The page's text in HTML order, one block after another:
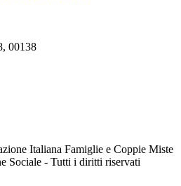
00138
Italiana Famiglie e Coppie Miste
Sociale - Tutti i diritti riservati